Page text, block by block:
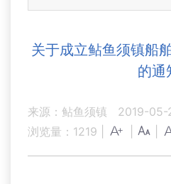
关于成立鲇鱼须镇船
的通
来源：鲇鱼须镇
2019-
浏览量： 1219